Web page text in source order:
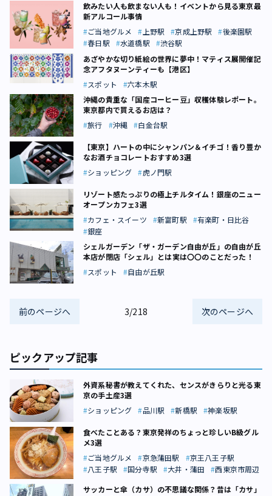
飲みたい人も飲まない人も！イベントから見る東京最
新アルコール事情
ご当地グルメ
上野駅 京成上野駅
後楽園駅
春日駅
水道橋駅
渋谷駅
あざやかな切り紙絵の世界に夢中！マティス展開催記
念アフタヌーンティーも【港区】
スポット
六本木駅
沖縄の貴重な「国産コーヒー豆」収穫体験レポート。
東京都内で買えるお店は？
旅行
沖縄 白金台駅
【東京】ハートの中にシャンパン＆イチゴ！香り豊か
なお酒チョコレートおすすめ3選
ショッピング
虎ノ門駅
リゾート感たっぷりの極上チルタイム！銀座のニュー
オープンカフェ3選
カフェ・スイーツ
新富町駅
有楽町・日比谷
銀座
シェルガーデン「ザ・ガーデン自由が丘」の自由が丘
本店が閉店――「シェル」とは実は〇〇のことだった！
スポット
自由が丘駅
前のページへ 3/218 次のページへ
ピックアップ記事
外資系秘書が教えてくれた、センスがきらりと光る東
京の手土産3選
ショッピング
品川駅 新橋駅 神楽坂駅
食べたことある？東京発祥のちょっと珍しいB級グル
メ3選
ご当地グルメ
京急蒲田駅
京王八王子駅
八王子駅
国分寺駅 大井・蒲田
西東京市周辺
サッカーと傘（カサ）の不思議な関係？昔は「カサ」